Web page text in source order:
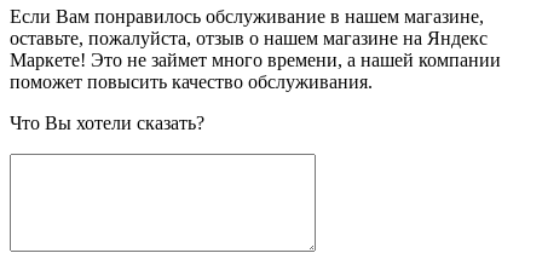
Если Вам понравилось обслуживание в нашем магазине,
оставьте, пожалуйста, отзыв о нашем магазине на Яндекс
Маркете! Это не займет много времени, а нашей компании
поможет повысить качество обслуживания.
Что Вы хотели сказать?